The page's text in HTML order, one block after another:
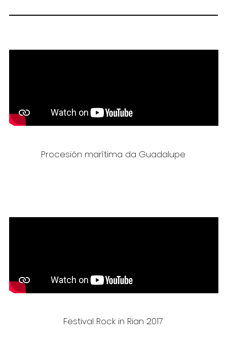
Procesión marítima da Guadalupe
Festival Rock in Rian 2017